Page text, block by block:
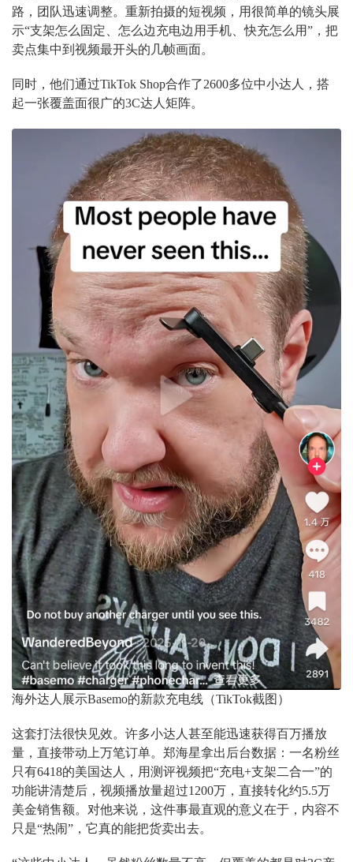
路，团队迅速调整。重新拍摄的短视频，用很简单的镜头展
示“支架怎么固定、怎么边充电边用手机、快充怎么用”，把
卖点集中到视频最开头的几帧画面。
同时，他们通过TikTok Shop合作了2600多位中小达人，搭
起一张覆盖面很广的3C达人矩阵。
海外达人展示Basemo的新款充电线（TikTok截图）
这套打法很快见效。许多小达人甚至能迅速获得百万播放
量，直接带动上万笔订单。郑海星拿出后台数据：一名粉丝
只有6418的美国达人，用测评视频把“充电+支架二合一”的
功能讲清楚后，视频播放量超过1200万，直接转化约5.5万
美金销售额。对他来说，这件事最直观的意义在于，内容不
只是“热闹”，它真的能把货卖出去。